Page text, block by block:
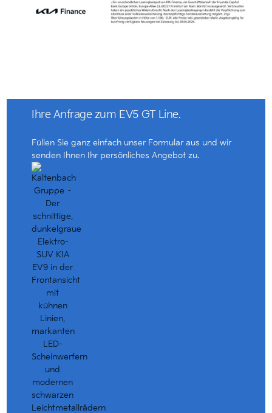
Ihre Anfrage zum EV5 GT Line.
Füllen Sie ganz einfach unser Formular aus und wir
senden Ihnen Ihr persönliches Angebot zu.